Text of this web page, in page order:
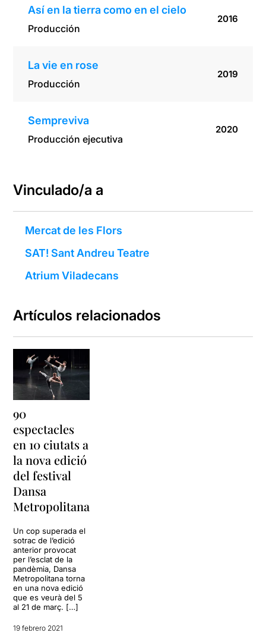
Así en la tierra como en el cielo
Producción
2016
La vie en rose
Producción
2019
Sempreviva
Producción ejecutiva
2020
Vinculado/a a
Mercat de les Flors
SAT! Sant Andreu Teatre
Atrium Viladecans
Artículos relacionados
90
espectacles
en 10 ciutats a
la nova edició
del festival
Dansa
Metropolitana
Un cop superada el
sotrac de l’edició
anterior provocat
per l’esclat de la
pandèmia, Dansa
Metropolitana torna
en una nova edició
que es veurà del 5
al 21 de març. […]
19 febrero 2021